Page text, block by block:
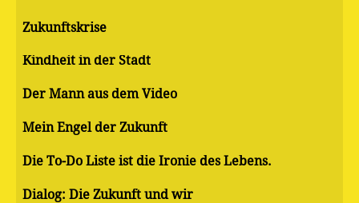
Zukunftskrise
Kindheit in der Stadt
Der Mann aus dem Video
Mein Engel der Zukunft
Die To-Do Liste ist die Ironie des Lebens.
Dialog: Die Zukunft und wir